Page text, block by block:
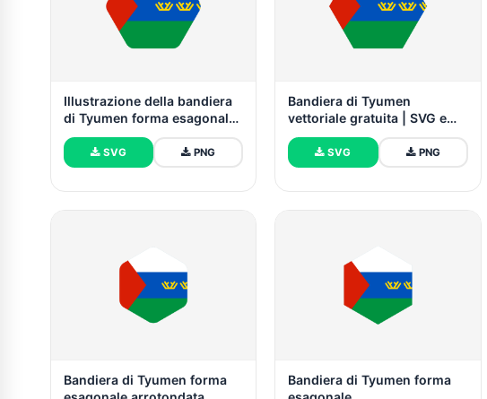
Illustrazione della bandiera
di Tyumen forma esagonale
arrotondata
SVG PNG
Bandiera di Tyumen
vettoriale gratuita | SVG e
PNG
SVG PNG
Bandiera di Tyumen forma
Bandiera di Tyumen forma